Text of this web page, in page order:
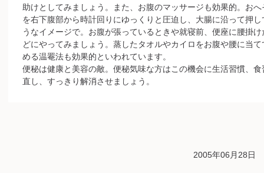
助けとしてみましょう。また、お腹のマッサージも効果的。おへ
を右下腹部から時計回りにゆっくりと圧迫し、大腸に沿って押し
うなイメージで。お腹が張っているときや就寝前、便座に腰掛け
どにやってみましょう。蒸したタオルやカイロをお腹や腰に当て
める温罨法も効果的といわれています。
便秘は健康と美容の敵。便秘気味な方はこの機会に生活習慣、食
直し、すっきり解消させましょう。
2005年06月28日